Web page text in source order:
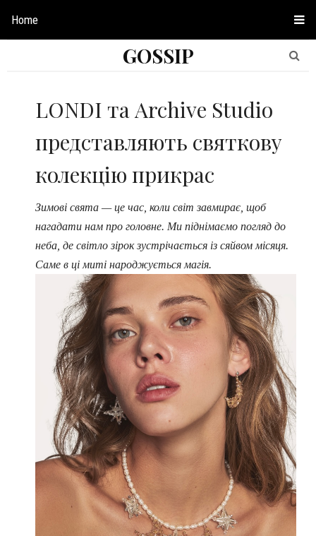
Home
GOSSIP
LONDI та Archive Studio
представляють святкову
колекцію прикрас
Зимові свята — це час, коли світ завмирає, щоб
нагадати нам про головне. Ми піднімаємо погляд до
неба, де світло зірок зустрічається із сяйвом місяця.
Саме в ці миті народжується магія.